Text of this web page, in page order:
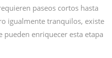
paseos cortos hasta
igualmente tranquilos, existe
pueden enriquecer esta etapa